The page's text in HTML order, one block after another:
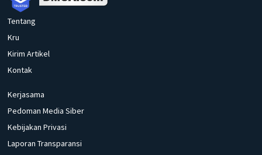
Tentang
Kru
Kirim Artikel
Kontak
Kerjasama
Pedoman Media Siber
Kebijakan Privasi
Laporan Transparansi